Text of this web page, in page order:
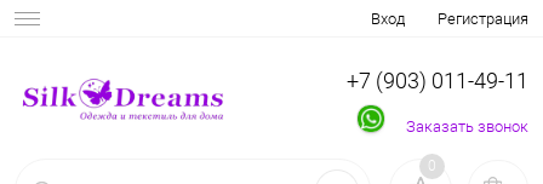
Вход Регистрация
+7 (903) 011-49-11
Заказать звонок
0